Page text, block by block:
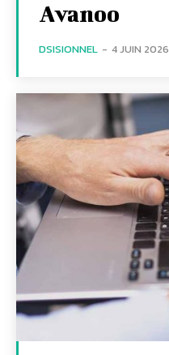
Avanoo
DSISIONNEL - 4 JUIN 2026